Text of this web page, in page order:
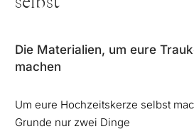
Die Materialien, um eure
machen
Um eure Hochzeitskerze selbst
Grunde nur zwei Dinge